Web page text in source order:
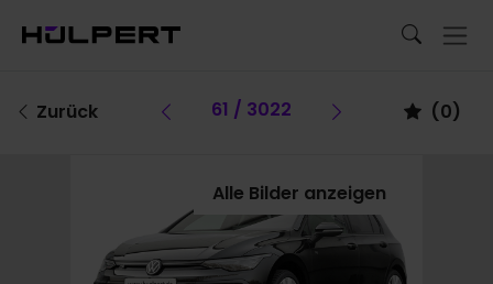
Zurück Vorheriges Fahrzeug
61 / 3022 Vorheriges
(0)
Alle Bilder anzeigen